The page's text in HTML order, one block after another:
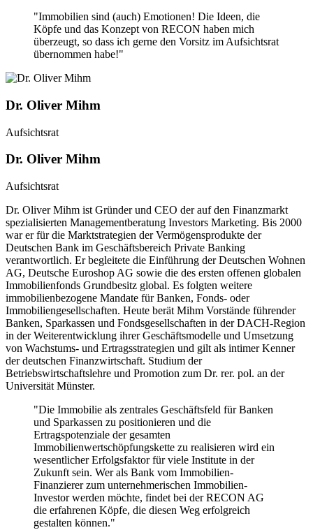
"Immobilien sind (auch) Emotionen! Die Ideen, die
Köpfe und das Konzept von RECON haben mich
überzeugt, so dass ich gerne den Vorsitz im Aufsichtsrat
übernommen habe!"
Dr. Oliver Mihm
Aufsichtsrat
Dr. Oliver Mihm
Aufsichtsrat
Dr. Oliver Mihm ist Gründer und CEO der auf den Finanzmarkt
spezialisierten Managementberatung Investors Marketing. Bis 2000
war er für die Marktstrategien der Vermögensprodukte der
Deutschen Bank im Geschäftsbereich Private Banking
verantwortlich. Er begleitete die Einführung der Deutschen Wohnen
AG, Deutsche Euroshop AG sowie die des ersten offenen globalen
Immobilienfonds Grundbesitz global. Es folgten weitere
immobilienbezogene Mandate für Banken, Fonds- oder
Immobiliengesellschaften. Heute berät Mihm Vorstände führender
Banken, Sparkassen und Fondsgesellschaften in der DACH-Region
in der Weiterentwicklung ihrer Geschäftsmodelle und Umsetzung
von Wachstums- und Ertragsstrategien und gilt als intimer Kenner
der deutschen Finanzwirtschaft. Studium der
Betriebswirtschaftslehre und Promotion zum Dr. rer. pol. an der
Universität Münster.
"Die Immobilie als zentrales Geschäftsfeld für Banken
und Sparkassen zu positionieren und die
Ertragspotenziale der gesamten
Immobilienwertschöpfungskette zu realisieren wird ein
wesentlicher Erfolgsfaktor für viele Institute in der
Zukunft sein. Wer als Bank vom Immobilien-
Finanzierer zum unternehmerischen Immobilien-
Investor werden möchte, findet bei der RECON AG
die erfahrenen Köpfe, die diesen Weg erfolgreich
gestalten können."